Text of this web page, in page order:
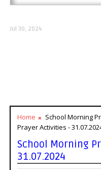
Jul 30, 2024
Home School Morning
Prayer Activities -
School Morning
31.07.2024